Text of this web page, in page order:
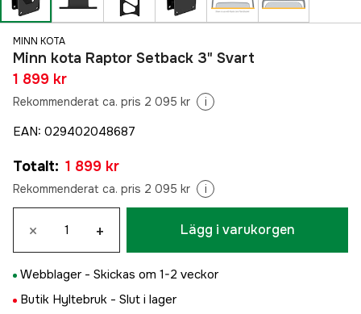
MINN KOTA
Minn kota Raptor Setback 3" Svart
1 899 kr
Rekommenderat ca. pris 2 095 kr i
EAN: 029402048687
Totalt: 1 899 kr
Rekommenderat ca. pris 2 095 kr i
× + Lägg i varukorgen
Webblager - Skickas om 1-2 veckor
Butik Hyltebruk - Slut i lager